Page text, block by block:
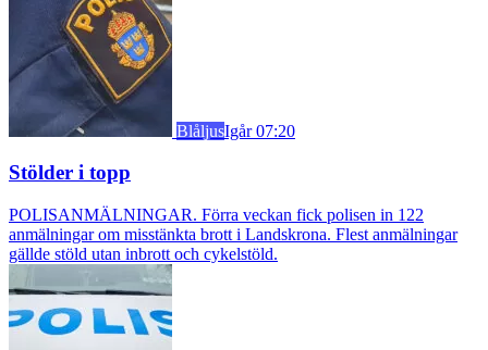
BlåljusIgår 07:20
Stölder i topp
POLISANMÄLNINGAR. Förra veckan fick polisen in 122
anmälningar om misstänkta brott i Landskrona. Flest anmälningar
gällde stöld utan inbrott och cykelstöld.